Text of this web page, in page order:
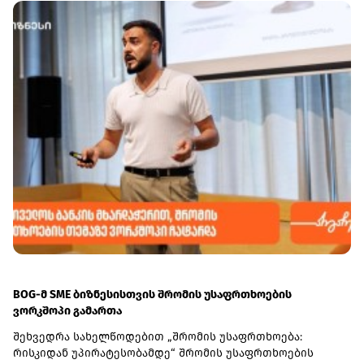
BOG-მ SME ბიზნესისთვის შრომის უსაფრთხოების
ვორკშოპი გამართა
შეხვედრა სახელწოდებით „შრომის უსაფრთხოება:
რისკიდან უპირატესობამდე“ შრომის უსაფრთხოების